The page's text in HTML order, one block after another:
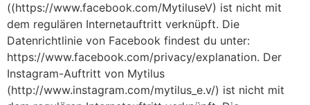
((https://www.facebook.com/MytiluseV) ist nicht mit
dem regulären Internetauftritt verknüpft. Die
Datenrichtlinie von Facebook findest du unter:
https://www.facebook.com/privacy/explanation. Der
Instagram-Auftritt von Mytilus
(http://www.instagram.com/mytilus_e.v/) ist nicht mit